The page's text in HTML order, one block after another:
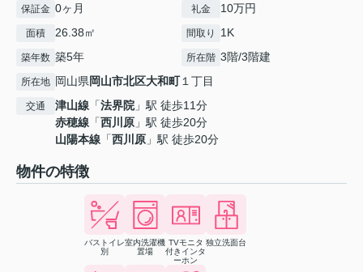
保証金 0ヶ月 礼金 10万円
面積 26.38㎡ 間取り 1K
築年数 築5年 所在階 3階/3階建
所在地 岡山県岡山市北区大和町１丁目
交通 津山線 「法界院 」駅 徒歩11分
赤穂線 「西川原 」駅 徒歩20分
山陽本線 「西川原 」駅 徒歩20分
物件の特徴
バストイレ
別
室内洗濯機
置場
TVモニタ
付きインタ
ーホン
独立洗面台